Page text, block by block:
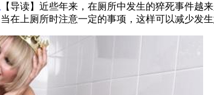
【导读】近些年来，在厕所中发生的猝死事件越
当在上厕所时注意一定的事项，这样可以减少发